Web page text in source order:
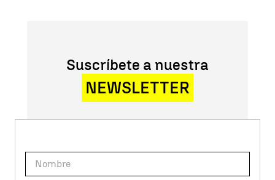
Suscríbete a nuestra
NEWSLETTER